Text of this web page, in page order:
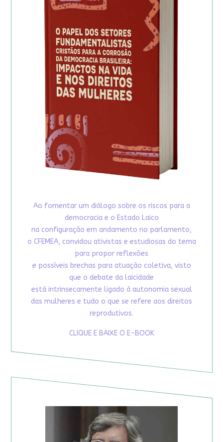
Ao fomentar um diálogo sobre os riscos para a
democracia e o Estado Laico
na configuração em andamento no parlamento,
o CFEMEA, convidou ativistas e estudiosas do tema
para propor reflexões
e possíveis brechas para atuação coletiva, visto
que o debate da laicidade
está intrinsecamente ligado à autonomia sexual
das mulheres e tudo o que se refere aos direitos
reprodutivos.
CLIQUE E BAIXE O E-BOOK